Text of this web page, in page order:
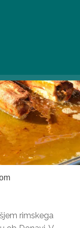
rimskega